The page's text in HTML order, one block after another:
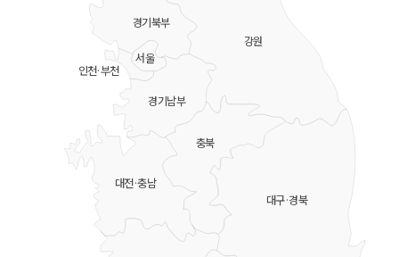
강원
충북
대전·충남
대구·경북
경기북부
경기남부
서울
인천·부천